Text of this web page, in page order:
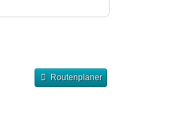
Routenplaner